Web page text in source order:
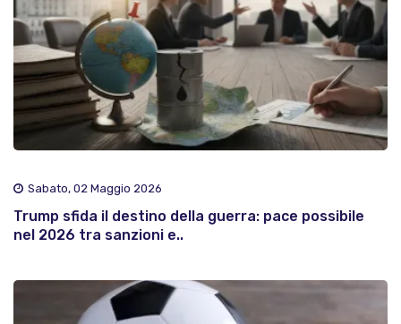
Sabato, 02 Maggio 2026
Trump sfida il destino della guerra: pace possibile
nel 2026 tra sanzioni e..